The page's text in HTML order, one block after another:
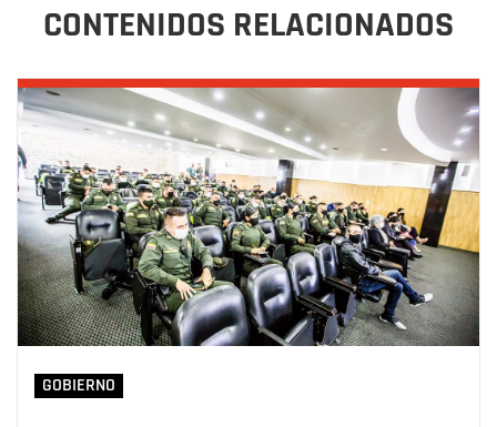
CONTENIDOS RELACIONADOS
GOBIERNO